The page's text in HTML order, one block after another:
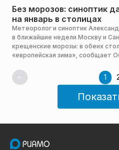
Без морозов: синоптик
на январь в столицах
Метеоролог и синоптик
в ближайшие недели Москву и
крещенские морозы: в обеих
«европейская зима», сообщает
1